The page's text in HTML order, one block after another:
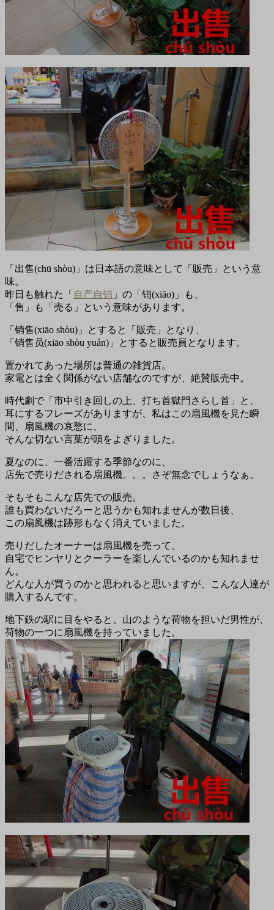
「出售(chū shòu)」は日本語の意味として「販売」という意
味。
昨日も触れた「 自产自销 」の「销(xiāo)」も、
「售」も「売る」という意味があります。
「销售(xiāo shòu)」とすると「販売」となり、
「销售员(xiāo shòu yuán)」とすると販売員となります。
置かれてあった場所は普通の雑貨店。
家電とは全く関係がない店舗なのですが、絶賛販売中。
時代劇で「市中引き回しの上、打ち首獄門さらし首」と、
耳にするフレーズがありますが、私はこの扇風機を見た瞬
間、扇風機の哀愁に、
そんな切ない言葉が頭をよぎりました。
夏なのに、一番活躍する季節なのに、
店先で売りだされる扇風機。。。さぞ無念でしょうなぁ。
そもそもこんな店先での販売。
誰も買わないだろーと思うかも知れませんが数日後、
この扇風機は跡形もなく消えていました。
売りだしたオーナーは扇風機を売って、
自宅でヒンヤリとクーラーを楽しんでいるのかも知れませ
ん。
どんな人が買うのかと思われると思いますが、こんな人達が
購入するんです。
地下鉄の駅に目をやると、山のような荷物を担いだ男性が、
荷物の一つに扇風機を持っていました。